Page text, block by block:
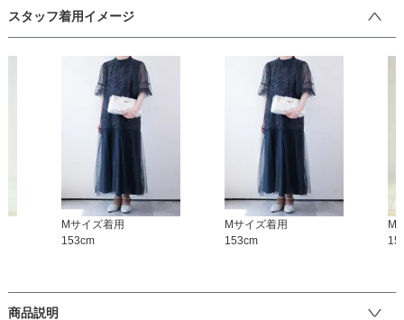
バッグのサイズ
サイズ (cm) F
高さ 14
最大幅
マチ
スタッフ着用イメージ
Mサイズ着用
153cm
Mサイズ着用
153cm
M
商品説明